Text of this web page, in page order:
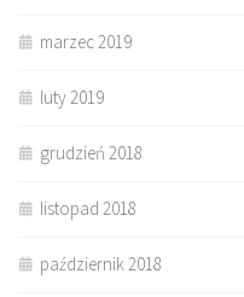
marzec 2019
luty 2019
grudzień 2018
listopad 2018
październik 2018